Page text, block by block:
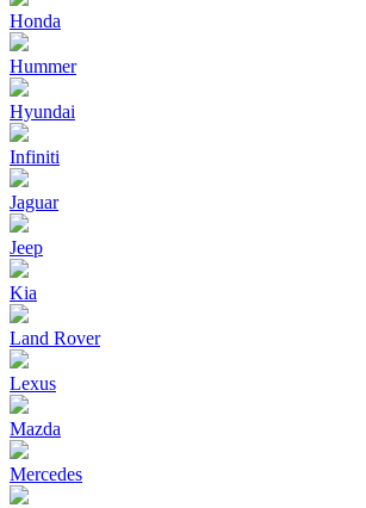
Honda
Hummer
Hyundai
Infiniti
Jaguar
Jeep
Kia
Land Rover
Lexus
Mazda
Mercedes